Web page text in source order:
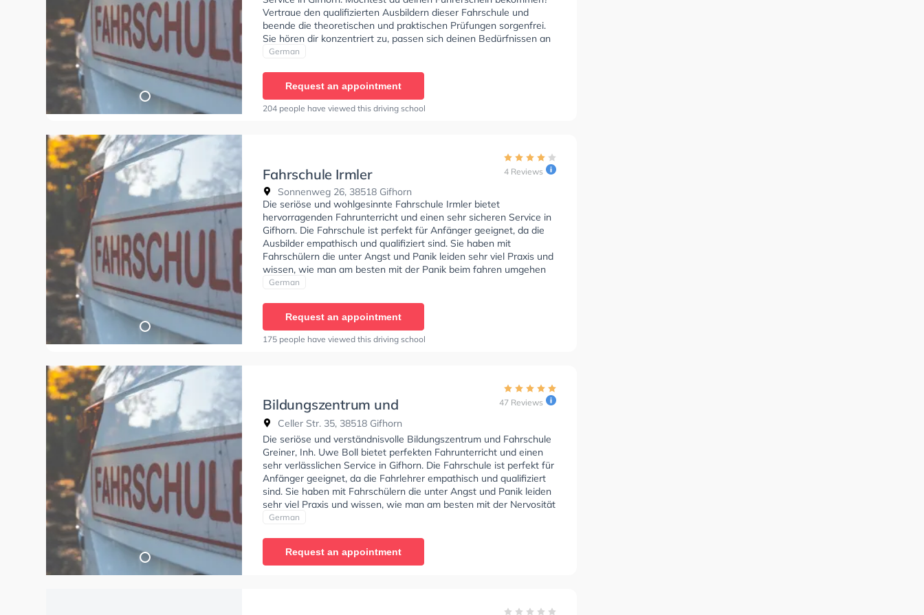
Vertraue den qualifizierten Ausbildern dieser Fahrschule und
beende die theoretischen und praktischen Prüfungen sorgenfrei.
Sie hören dir konzentriert zu, passen sich deinen Bedürfnissen an
und bieten dir eine Lernerfahrung. Wir empfehlen dir auch online-
theoretische Prüfung. In der Fahrschule Elze Sie können einen
Termin online anfragen.
German
Request an appointment
204 people have viewed this driving school
Fahrschule Irmler
Sonnenweg 26, 38518 Gifhorn
4 Reviews
Die seriöse und wohlgesinnte Fahrschule Irmler bietet
hervorragenden Fahrunterricht und einen sehr sicheren Service in
Gifhorn. Die Fahrschule ist perfekt für Anfänger geeignet, da die
Ausbilder empathisch und qualifiziert sind. Sie haben mit
Fahrschülern die unter Angst und Panik leiden sehr viel Praxis und
wissen, wie man am besten mit der Panik beim fahren umgehen
muss. In der Fahrschule Irmler Sie können einen Termin online
German
Request an appointment
175 people have viewed this driving school
Bildungszentrum und
Fahrschule Greiner, Inh. Uwe
Boll
Celler Str. 35, 38518 Gifhorn
47 Reviews
Die seriöse und verständnisvolle Bildungszentrum und Fahrschule
Greiner, Inh. Uwe Boll bietet perfekten Fahrunterricht und einen
sehr verlässlichen Service in Gifhorn. Die Fahrschule ist perfekt für
Anfänger geeignet, da die Fahrlehrer empathisch und qualifiziert
sind. Sie haben mit Fahrschülern die unter Angst und Panik leiden
sehr viel Praxis und wissen, wie man am besten mit der Nervosität
beim Autofahren umgehen soll.
German
Request an appointment